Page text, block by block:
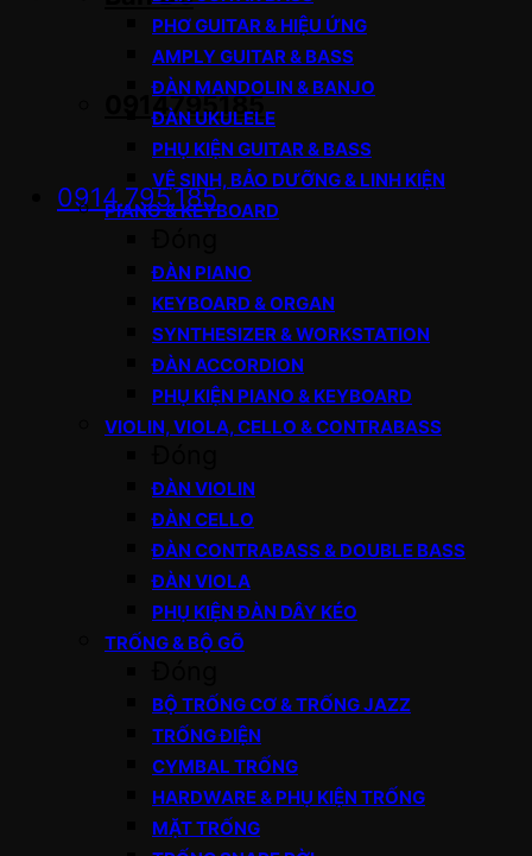
0914795185
0914.795.185
PHƠ GUITAR & HIỆU ỨNG
AMPLY GUITAR & BASS
ĐÀN MANDOLIN & BANJO
ĐÀN UKULELE
PHỤ KIỆN GUITAR & BASS
VỆ SINH, BẢO DƯỠNG & LINH KIỆN
PIANO & KEYBOARD
ĐÀN PIANO
KEYBOARD & ORGAN
SYNTHESIZER & WORKSTATION
ĐÀN ACCORDION
PHỤ KIỆN PIANO & KEYBOARD
VIOLIN, VIOLA, CELLO & CONTRABASS
ĐÀN VIOLIN
ĐÀN CELLO
ĐÀN CONTRABASS & DOUBLE BASS
ĐÀN VIOLA
PHỤ KIỆN ĐÀN DÂY KÉO
TRỐNG & BỘ GÕ
BỘ TRỐNG CƠ & TRỐNG JAZZ
TRỐNG ĐIỆN
CYMBAL TRỐNG
HARDWARE & PHỤ KIỆN TRỐNG
MẶT TRỐNG